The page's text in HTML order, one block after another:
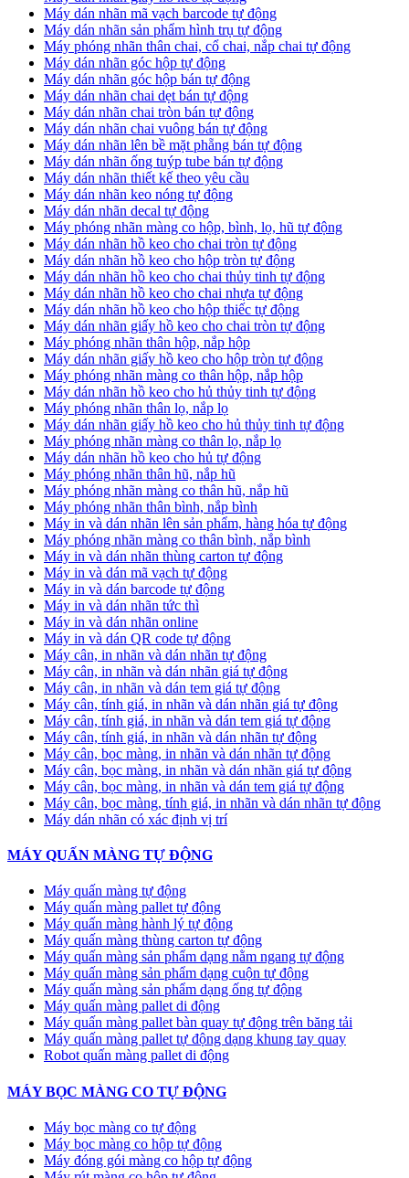
​Máy dán nhãn mã vạch barcode tự động
​Máy dán nhãn sản phẩm hình trụ tự động
Máy phóng nhãn thân chai, cổ chai, nắp chai tự động
​Máy dán nhãn góc hộp tự động
Máy dán nhãn góc hộp bán tự động
​Máy dán nhãn chai dẹt bán tự động
Máy dán nhãn chai tròn bán tự động
Máy dán nhãn chai vuông bán tự động
Máy dán nhãn lên bề mặt phẵng bán tự động
​Máy dán nhãn ống tuýp tube bán tự động
Máy dán nhãn thiết kế theo yêu cầu
​Máy dán nhãn keo nóng tự động
Máy dán nhãn decal tự động
Máy phóng nhãn màng co hộp, bình, lọ, hũ tự động
Máy dán nhãn hồ keo cho chai tròn tự động
Máy dán nhãn hồ keo cho hộp tròn tự động
Máy dán nhãn hồ keo cho chai thủy tinh tự động
Máy dán nhãn hồ keo cho chai nhựa tự động
Máy dán nhãn hồ keo cho hộp thiếc tự động
Máy dán nhãn giấy hồ keo cho chai tròn tự động
Máy phóng nhãn thân hộp, nắp hộp
Máy dán nhãn giấy hồ keo cho hộp tròn tự động
Máy phóng nhãn màng co thân hộp, nắp hộp
Máy dán nhãn hồ keo cho hủ thủy tinh tự động
Máy phóng nhãn thân lọ, nắp lọ
Máy dán nhãn giấy hồ keo cho hủ thủy tinh tự động
Máy phóng nhãn màng co thân lọ, nắp lọ
Máy dán nhãn hồ keo cho hủ tự động
Máy phóng nhãn thân hũ, nắp hũ
Máy phóng nhãn màng co thân hũ, nắp hũ
Máy phóng nhãn thân bình, nắp bình
Máy in và dán nhãn lên sản phẩm, hàng hóa tự động
Máy phóng nhãn màng co thân bình, nắp bình
Máy in và dán nhãn thùng carton tự động
Máy in và dán mã vạch tự động
Máy in và dán barcode tự động
Máy in và dán nhãn tức thì
Máy in và dán nhãn online
Máy in và dán QR code tự động
Máy cân, in nhãn và dán nhãn tự động
Máy cân, in nhãn và dán nhãn giá tự động
Máy cân, in nhãn và dán tem giá tự động
Máy cân, tính giá, in nhãn và dán nhãn giá tự động
Máy cân, tính giá, in nhãn và dán tem giá tự động
Máy cân, tính giá, in nhãn và dán nhãn tự động
Máy cân, bọc màng, in nhãn và dán nhãn tự động
Máy cân, bọc màng, in nhãn và dán nhãn giá tự động
Máy cân, bọc màng, in nhãn và dán tem giá tự động
Máy cân, bọc màng, tính giá, in nhãn và dán nhãn tự động
Máy dán nhãn có xác định vị trí
MÁY QUẤN MÀNG TỰ ĐỘNG
Máy quấn màng tự động
​Máy quấn màng pallet tự động
Máy quấn màng hành lý tự động
Máy quấn màng thùng carton tự động
Máy quấn màng sản phẩm dạng nằm ngang tự động
Máy quấn màng sản phẩm dạng cuộn tự động
Máy quấn màng sản phẩm dạng ống tự động
Máy quấn màng pallet di động
Máy quấn màng pallet bàn quay tự động trên băng tải
Máy quấn màng pallet tự động dạng khung tay quay
Robot quấn màng pallet di động
MÁY BỌC MÀNG CO TỰ ĐỘNG
Máy bọc màng co tự động
Máy bọc màng co hộp tự động
Máy đóng gói màng co hộp tự động